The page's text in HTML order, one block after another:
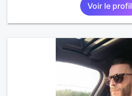
Voir le profil